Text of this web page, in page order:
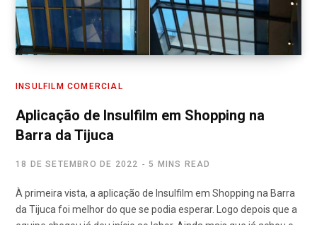
INSULFILM COMERCIAL
Aplicação de Insulfilm em Shopping na
Barra da Tijuca
18 DE SETEMBRO DE 2022 5 MINS READ
À primeira vista, a aplicação de Insulfilm em Shopping na Barra
da Tijuca foi melhor do que se podia esperar. Logo depois que a